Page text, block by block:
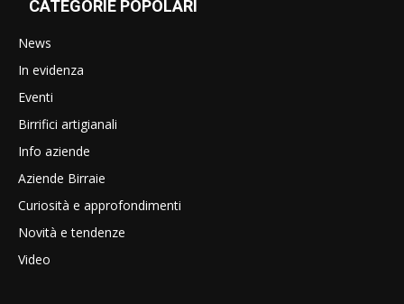
CATEGORIE POPOLARI
News
In evidenza
Eventi
Birrifici artigianali
Info aziende
Aziende Birraie
Curiosità e approfondimenti
Novità e tendenze
Video